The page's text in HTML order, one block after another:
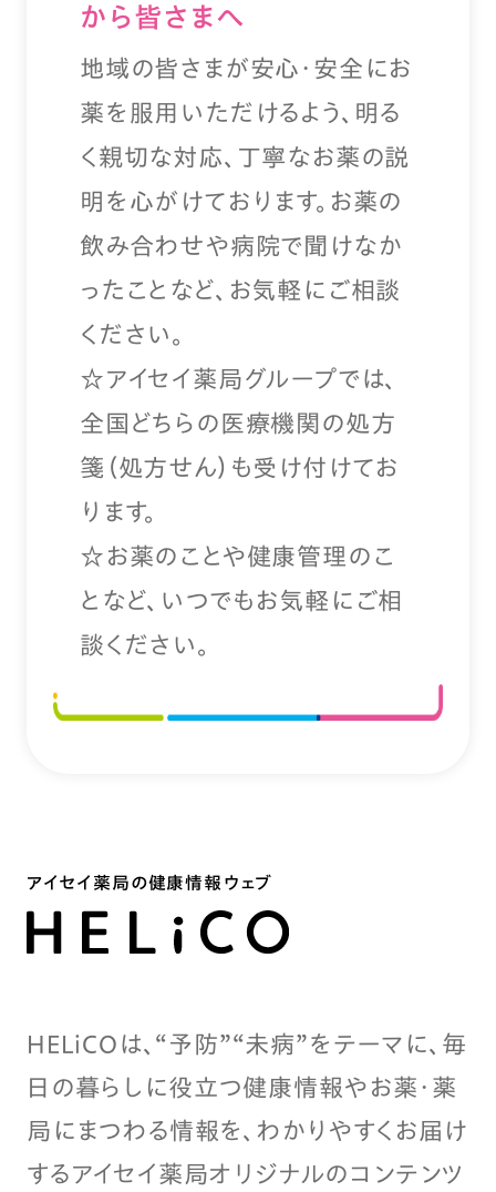
から皆さまへ
地域の皆さまが安心・安全にお
薬を服用いただけるよう、明る
く親切な対応、丁寧なお薬の説
明を心がけております。お薬の
飲み合わせや病院で聞けなか
ったことなど、お気軽にご相談
ください。
☆アイセイ薬局グループでは、
全国どちらの医療機関の処方
箋（処方せん）も受け付けてお
ります。
☆お薬のことや健康管理のこ
となど、いつでもお気軽にご相
談ください。
アイセイ薬局の健康情報ウェブ
HELiCOは、“予防”“未病”をテーマに、毎
日の暮らしに役立つ健康情報やお薬・薬
局にまつわる情報を、わかりやすくお届け
するアイセイ薬局オリジナルのコンテンツ